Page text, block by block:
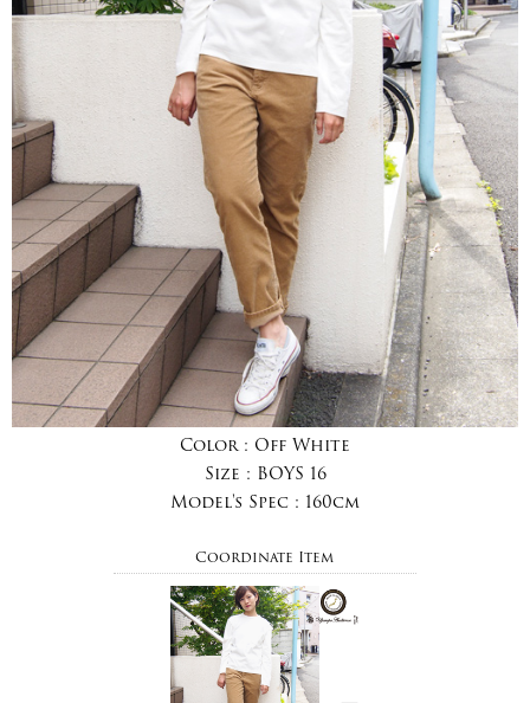
Color : Off White
Size : BOYS 16
Model's Spec : 160cm
Coordinate Item